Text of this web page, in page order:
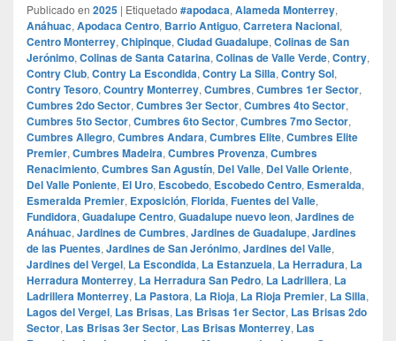
Publicado en 2025 | Etiquetado #apodaca, Alameda Monterrey,
Anáhuac, Apodaca Centro, Barrio Antiguo, Carretera Nacional,
Centro Monterrey, Chipinque, Ciudad Guadalupe, Colinas de San
Jerónimo, Colinas de Santa Catarina, Colinas de Valle Verde, Contry,
Contry Club, Contry La Escondida, Contry La Silla, Contry Sol,
Contry Tesoro, Country Monterrey, Cumbres, Cumbres 1er Sector,
Cumbres 2do Sector, Cumbres 3er Sector, Cumbres 4to Sector,
Cumbres 5to Sector, Cumbres 6to Sector, Cumbres 7mo Sector,
Cumbres Allegro, Cumbres Andara, Cumbres Elite, Cumbres Elite
Premier, Cumbres Madeira, Cumbres Provenza, Cumbres
Renacimiento, Cumbres San Agustín, Del Valle, Del Valle Oriente,
Del Valle Poniente, El Uro, Escobedo, Escobedo Centro, Esmeralda,
Esmeralda Premier, Exposición, Florida, Fuentes del Valle,
Fundidora, Guadalupe Centro, Guadalupe nuevo leon, Jardines de
Anáhuac, Jardines de Cumbres, Jardines de Guadalupe, Jardines
de las Puentes, Jardines de San Jerónimo, Jardines del Valle,
Jardines del Vergel, La Escondida, La Estanzuela, La Herradura, La
Herradura Monterrey, La Herradura San Pedro, La Ladrillera, La
Ladrillera Monterrey, La Pastora, La Rioja, La Rioja Premier, La Silla,
Lagos del Vergel, Las Brisas, Las Brisas 1er Sector, Las Brisas 2do
Sector, Las Brisas 3er Sector, Las Brisas Monterrey, Las